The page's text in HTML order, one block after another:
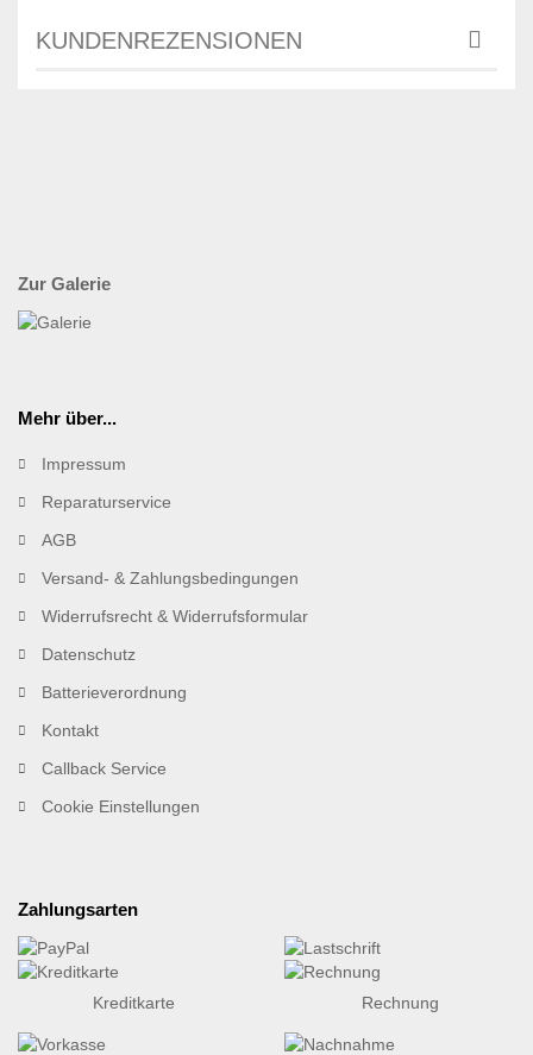
KUNDENREZENSIONEN
Zur Galerie
Mehr über...
Impressum
Reparaturservice
AGB
Versand- & Zahlungsbedingungen
Widerrufsrecht & Widerrufsformular
Datenschutz
Batterieverordnung
Kontakt
Callback Service
Cookie Einstellungen
Zahlungsarten
Kreditkarte Rechnung